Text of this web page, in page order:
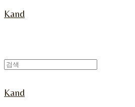
Kand
Kand